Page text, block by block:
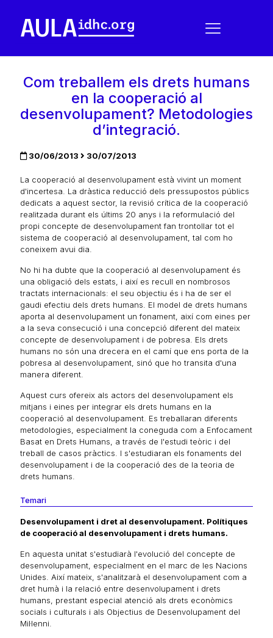
Com treballem els drets humans
en la cooperació al
desenvolupament? Metodologies
d’integració.
30/06/2013 30/07/2013
La cooperació al desenvolupament està vivint un moment
d'incertesa. La dràstica reducció dels pressupostos públics
dedicats a aquest sector, la revisió crítica de la cooperació
realitzada durant els últims 20 anys i la reformulació del
propi concepte de desenvolupament fan trontollar tot el
sistema de cooperació al desenvolupament, tal com ho
coneixem avui dia.
No hi ha dubte que la cooperació al desenvolupament és
una obligació dels estats, i així es recull en nombrosos
tractats internacionals: el seu objectiu és i ha de ser el
gaudi efectiu dels drets humans. El model de drets humans
aporta al desenvolupament un fonament, així com eines per
a la seva consecució i una concepció diferent del mateix
concepte de desenvolupament i de pobresa. Els drets
humans no són una drecera en el camí que ens porta de la
pobresa al desenvolupament, sinó que ho transita d'una
manera diferent.
Aquest curs ofereix als actors del desenvolupament els
mitjans i eines per integrar els drets humans en la
cooperació al desenvolupament. Es treballaran diferents
metodologies, especialment la coneguda com a Enfocament
Basat en Drets Humans, a través de l'estudi teòric i del
treball de casos pràctics. I s'estudiaran els fonaments del
desenvolupament i de la cooperació des de la teoria de
drets humans.
Temari
Desenvolupament i dret al desenvolupament. Polítiques
de cooperació al desenvolupament i drets humans.
En aquesta unitat s'estudiarà l'evolució del concepte de
desenvolupament, especialment en el marc de les Nacions
Unides. Així mateix, s'analitzarà el desenvolupament com a
dret humà i la relació entre desenvolupament i drets
humans, prestant especial atenció als drets econòmics
socials i culturals i als Objectius de Desenvolupament del
Mil·lenni.